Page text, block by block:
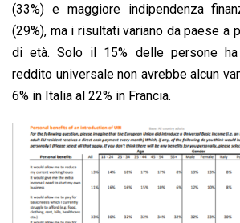
(33%) e maggiore indipendenza
(29%), ma i risultati variano da paese a
di età. Solo il 15% delle persone
reddito universale non avrebbe alcun
6% in Italia al 22% in Francia.